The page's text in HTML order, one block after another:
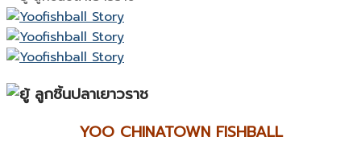
YOO CHINATOWN FISHBALL